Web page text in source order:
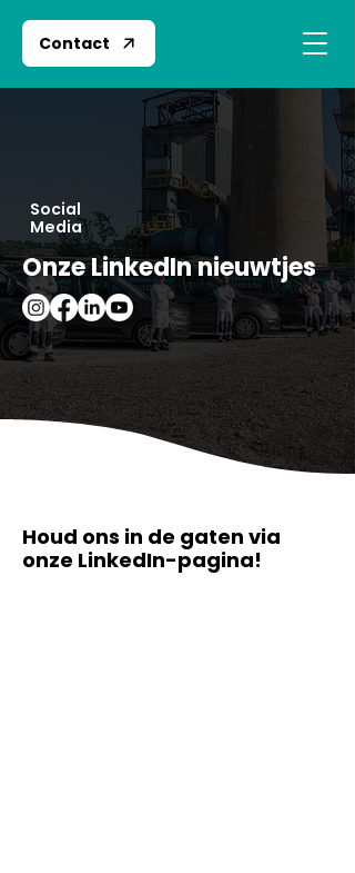
Contact
Social
Media
Onze LinkedIn nieuwtjes
Houd ons in de gaten via
onze LinkedIn-pagina!